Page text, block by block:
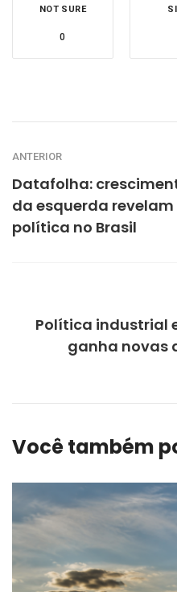
NOT SURE
0
ANTERIOR
Datafolha:
da esquerda
política no Brasil
Política industrial
ganha novas
Você também